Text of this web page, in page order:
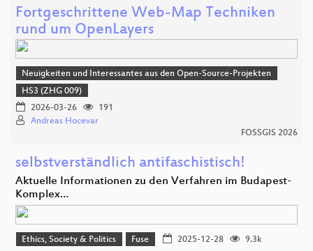
Fortgeschrittene Web-Map Techniken
rund um OpenLayers
Neuigkeiten und Interessantes aus den Open-Source-Projekten
HS3 (ZHG 009)
2026-03-26
191
Andreas Hocevar
FOSSGIS 2026
selbstverständlich antifaschistisch!
Aktuelle Informationen zu den Verfahren im Budapest-
Komplex…
Ethics, Society & Politics Fuse 2025-12-28
9.3k